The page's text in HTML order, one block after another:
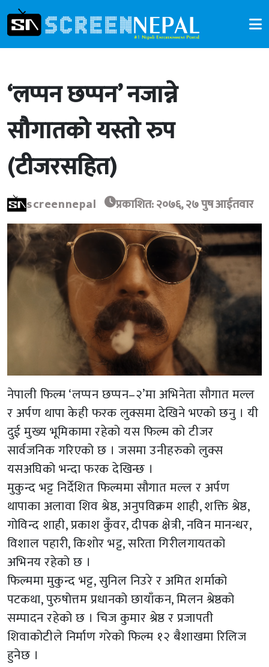
‘लप्पन छप्पन’ नजान्ने
सौगातको यस्तो रुप
(टीजरसहित)
screennepal प्रकाशित: २०७६, २७ पुष आईतवार
नेपाली फिल्म ‘लप्पन छप्पन–२’मा अभिनेता सौगात मल्ल
र अर्पण थापा केही फरक लुक्समा देखिने भएको छनु । यी
दुई मुख्य भूमिकामा रहेको यस फिल्म को टीजर
सार्वजनिक गरिएको छ । जसमा उनीहरुको लुक्स
यसअघिको भन्दा फरक देखिन्छ ।
मुकुन्द भट्ट निर्देशित फिल्ममा सौगात मल्ल र अर्पण
थापाका अलावा शिव श्रेष्ठ, अनुपविक्रम शाही, शक्ति श्रेष्ठ,
गोविन्द शाही, प्रकाश कुँवर, दीपक क्षेत्री, नविन मानन्धर,
विशाल पहारी, किशोर भट्ट, सरिता गिरीलगायतको
अभिनय रहेको छ ।
फिल्ममा मुकुन्द भट्ट, सुनिल निउरे र अमित शर्माको
पटकथा, पुरुषोत्तम प्रधानको छायाँकन, मिलन श्रेष्ठको
सम्पादन रहेको छ । चिज कुमार श्रेष्ठ र प्रजापती
शिवाकोटीले निर्माण गरेको फिल्म १२ बैशाखमा रिलिज
हुनेछ ।